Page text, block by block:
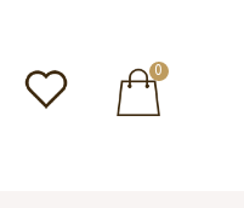
0